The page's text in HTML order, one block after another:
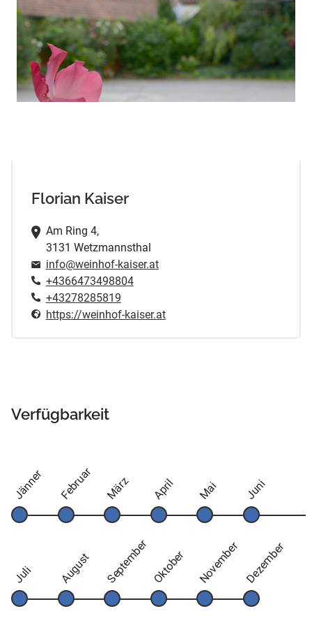
Florian Kaiser
Am Ring 4,
3131 Wetzmannsthal
info@weinhof-kaiser.at
+4366473498804
+43278285819
https://weinhof-kaiser.at
Verfügbarkeit
Jänner Februar März April Mai Juni
Juli August September Oktober November Dezember